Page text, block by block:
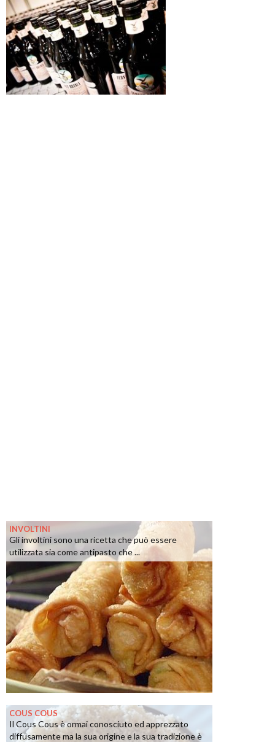
INVOLTINI
Gli involtini sono una ricetta che può essere
utilizzata sia come antipasto che ...
COUS COUS
Il Cous Cous è ormai conosciuto ed apprezzato
diffusamente ma la sua origine e la sua tradizione è